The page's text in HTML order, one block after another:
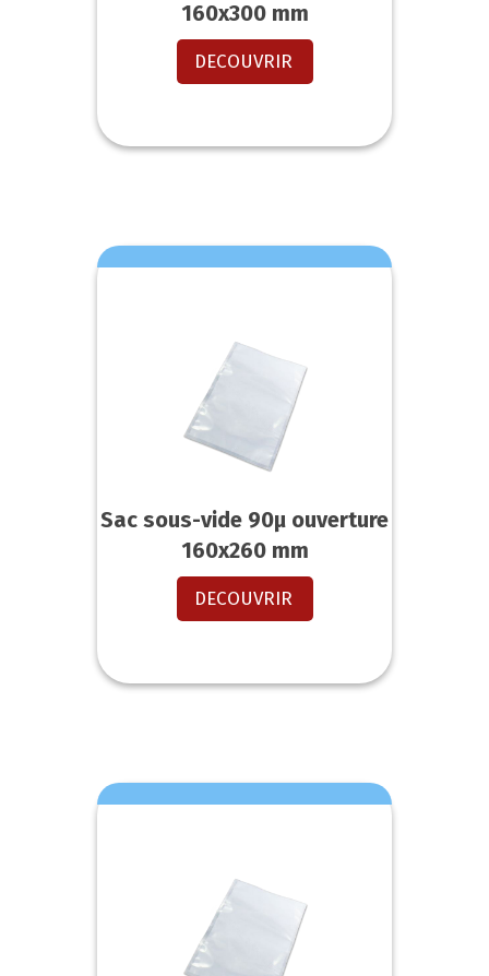
160x300 mm
DECOUVRIR
Sac sous-vide 90µ ouverture
160x260 mm
DECOUVRIR